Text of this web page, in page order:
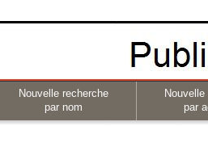
Nouvelle recherche
par nom
par